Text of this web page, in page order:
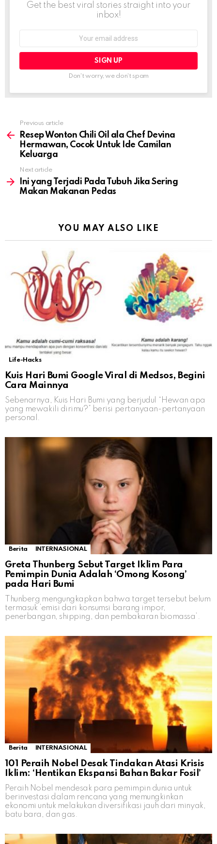
Get the best viral stories straight into your
inbox!
Don't worry, we don't spam
more
Previous article
Resep Wonton Chili Oil ala Chef Devina
Hermawan, Cocok Untuk Ide Camilan
Keluarga
Next article
Ini yang Terjadi Pada Tubuh Jika Sering
Makan Makanan Pedas
YOU MAY ALSO LIKE
Life-Hacks
Kuis Hari Bumi Google Viral di Medsos, Begini
Cara Mainnya
Sebenarnya, Kuis Hari Bumi yang berjudul “Hewan apa
yang mewakili dirimu?” berisi pertanyaan-pertanyaan
personal.
Berita INTERNASIONAL
Greta Thunberg Sebut Target Iklim Para
Pemimpin Dunia Adalah ‘Omong Kosong’
pada Hari Bumi
Thunberg mengungkapkan bahwa target tersebut belum
termasuk ’emisi dari konsumsi barang impor,
penerbangan, shipping, dan pembakaran biomassa’.
Berita INTERNASIONAL
101 Peraih Nobel Desak Tindakan Atasi Krisis
Iklim: ‘Hentikan Ekspansi Bahan Bakar Fosil’
Peraih Nobel mendesak para pemimpin dunia untuk
berinvestasi dalam rencana yang memungkinkan
ekonomi untuk melakukan diversifikasi jauh dari minyak,
batu bara, dan gas.